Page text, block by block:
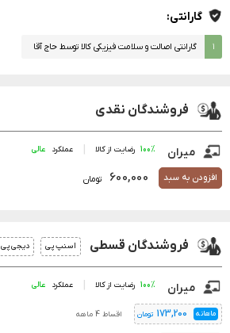
گارانتی:
۱ گارانتی اصالت و سلامت فیزیکی کالا توسط حاج آقا
فروشندگان نقدی
میران 100% رضایت از کالا عملکرد
افزودن به سبد تومان 600,000
فروشندگان قسطی اسنپ پی دیجی پی
میران 100% رضایت از کالا عملکرد
ماهانه 173,200 تومان اقساط 4 ماهه